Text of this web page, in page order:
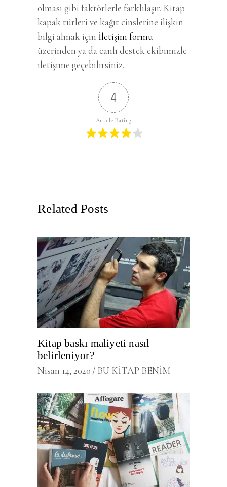
olması gibi faktörlerle farklılaşır. Kitap
kapak türleri ve kağıt cinslerine ilişkin
bilgi almak için İletişim formu
üzerinden ya da canlı destek ekibimizle
iletişime geçebilirsiniz.
4
Article Rating
Related Posts
Kitap baskı maliyeti nasıl
belirleniyor?
Nisan 14, 2020 BU KİTAP BENİM